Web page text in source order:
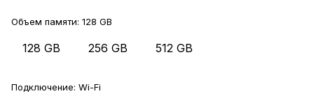
Объем памяти: 128 GB
128 GB 256 GB 512 GB
Подключение: Wi-Fi